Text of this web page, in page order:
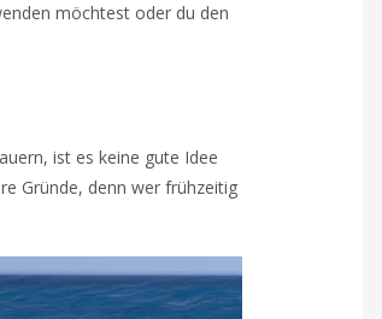
möchtest oder du den
ist es keine gute Idee
Gründe, denn wer frühzeitig